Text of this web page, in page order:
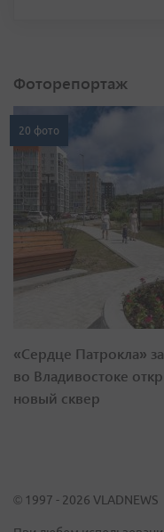
Фоторепортаж
20 фото
«Сердце Патрокла»
во Владивостоке
новый сквер
© 1997 - 2026 VLADNEWS